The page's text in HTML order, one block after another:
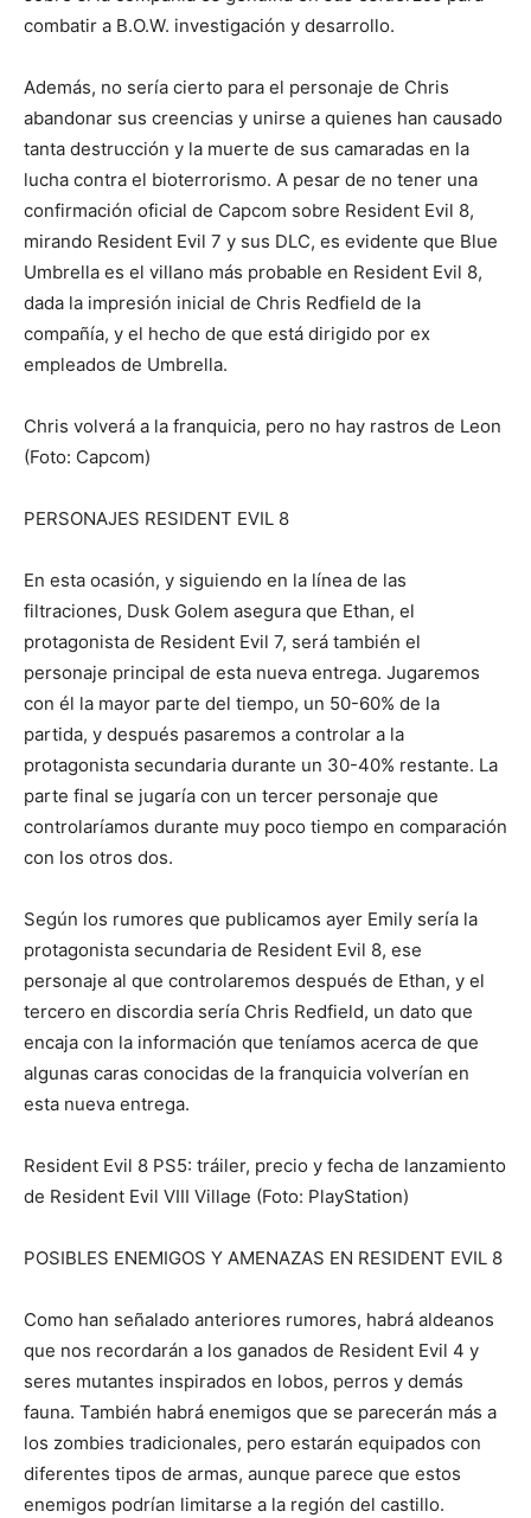
combatir a B.O.W. investigación y desarrollo.
Además, no sería cierto para el personaje de Chris
abandonar sus creencias y unirse a quienes han causado
tanta destrucción y la muerte de sus camaradas en la
lucha contra el bioterrorismo. A pesar de no tener una
confirmación oficial de Capcom sobre Resident Evil 8,
mirando Resident Evil 7 y sus DLC, es evidente que Blue
Umbrella es el villano más probable en Resident Evil 8,
dada la impresión inicial de Chris Redfield de la
compañía, y el hecho de que está dirigido por ex
empleados de Umbrella.
Chris volverá a la franquicia, pero no hay rastros de Leon
(Foto: Capcom)
PERSONAJES RESIDENT EVIL 8
En esta ocasión, y siguiendo en la línea de las
filtraciones, Dusk Golem asegura que Ethan, el
protagonista de Resident Evil 7, será también el
personaje principal de esta nueva entrega. Jugaremos
con él la mayor parte del tiempo, un 50-60% de la
partida, y después pasaremos a controlar a la
protagonista secundaria durante un 30-40% restante. La
parte final se jugaría con un tercer personaje que
controlaríamos durante muy poco tiempo en comparación
con los otros dos.
Según los rumores que publicamos ayer Emily sería la
protagonista secundaria de Resident Evil 8, ese
personaje al que controlaremos después de Ethan, y el
tercero en discordia sería Chris Redfield, un dato que
encaja con la información que teníamos acerca de que
algunas caras conocidas de la franquicia volverían en
esta nueva entrega.
Resident Evil 8 PS5: tráiler, precio y fecha de lanzamiento
de Resident Evil VIII Village (Foto: PlayStation)
POSIBLES ENEMIGOS Y AMENAZAS EN RESIDENT EVIL 8
Como han señalado anteriores rumores, habrá aldeanos
que nos recordarán a los ganados de Resident Evil 4 y
seres mutantes inspirados en lobos, perros y demás
fauna. También habrá enemigos que se parecerán más a
los zombies tradicionales, pero estarán equipados con
diferentes tipos de armas, aunque parece que estos
enemigos podrían limitarse a la región del castillo.